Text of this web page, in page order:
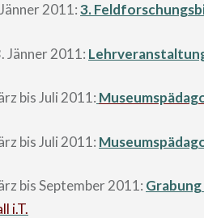
2011:3.
Jänner 2011:
bis Juli 2011:
bis Juli 2011:
bis September 2011: Grabung
i.T.